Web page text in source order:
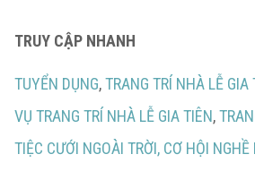
TRUY CẬP NHANH
TUYỂN DỤNG,TRANG TRÍ NHÀ LỄ GIA
VỤ TRANG TRÍ NHÀ LỄ GIA TIÊN,
TIỆC CƯỚI NGOÀI TRỜI, CƠ HỘI NGHỀ